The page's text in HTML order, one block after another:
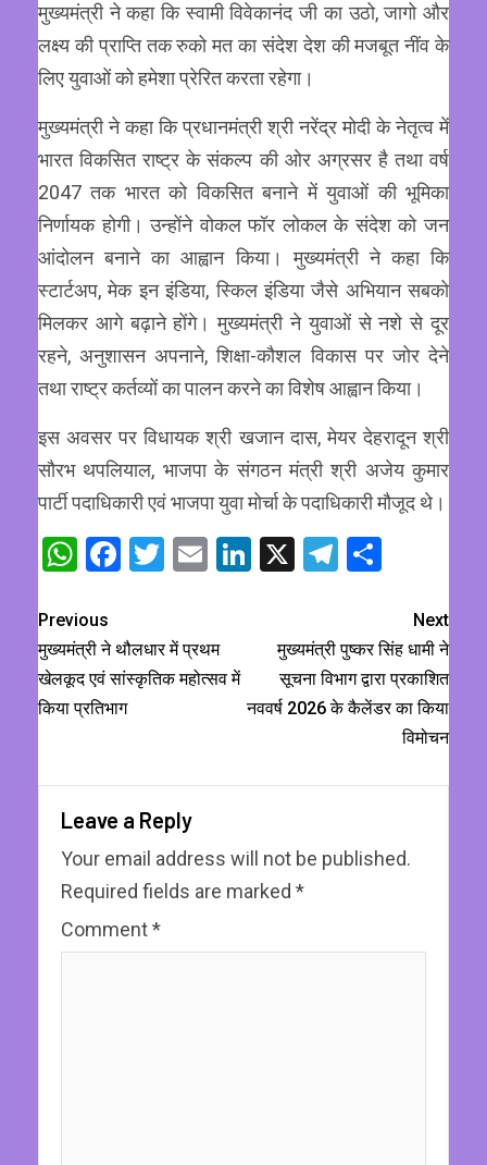
मुख्यमंत्री ने कहा कि स्वामी विवेकानंद जी का उठो, जागो और
लक्ष्य की प्राप्ति तक रुको मत का संदेश देश की मजबूत नींव के
लिए युवाओं को हमेशा प्रेरित करता रहेगा।
मुख्यमंत्री ने कहा कि प्रधानमंत्री श्री नरेंद्र मोदी के नेतृत्व में
भारत विकसित राष्ट्र के संकल्प की ओर अग्रसर है तथा वर्ष
2047 तक भारत को विकसित बनाने में युवाओं की भूमिका
निर्णायक होगी। उन्होंने वोकल फॉर लोकल के संदेश को जन
आंदोलन बनाने का आह्वान किया। मुख्यमंत्री ने कहा कि
स्टार्टअप, मेक इन इंडिया, स्किल इंडिया जैसे अभियान सबको
मिलकर आगे बढ़ाने होंगे। मुख्यमंत्री ने युवाओं से नशे से दूर
रहने, अनुशासन अपनाने, शिक्षा-कौशल विकास पर जोर देने
तथा राष्ट्र कर्तव्यों का पालन करने का विशेष आह्वान किया।
इस अवसर पर विधायक श्री खजान दास, मेयर देहरादून श्री
सौरभ थपलियाल, भाजपा के संगठन मंत्री श्री अजेय कुमार
पार्टी पदाधिकारी एवं भाजपा युवा मोर्चा के पदाधिकारी मौजूद थे।
WhatsApp
Facebook
Twitter
EmailLinkedIn
X Telegram
Previous
मुख्यमंत्री ने थौलधार में प्रथम
खेलकूद एवं सांस्कृतिक महोत्सव में
किया प्रतिभाग
Next
मुख्यमंत्री पुष्कर सिंह धामी ने
सूचना विभाग द्वारा प्रकाशित
नववर्ष 2026 के कैलेंडर का किया
विमोचन
Leave a Reply
Your email address will not be published.
Required fields are marked *
Comment*